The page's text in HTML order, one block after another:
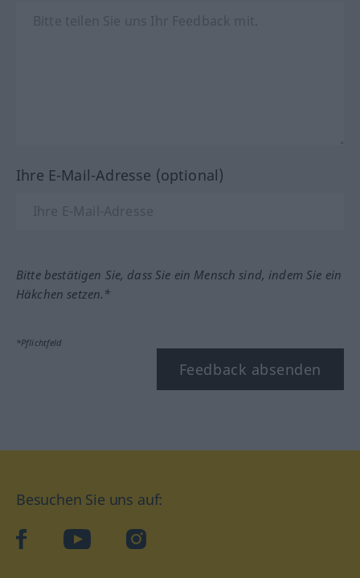
Ihre E-Mail-Adresse (optional)
Bitte bestätigen Sie, dass Sie ein Mensch sind, indem Sie ein
Häkchen setzen.*
*Pflichtfeld
Feedback absenden
Besuchen Sie uns auf:
facebookYouTube Instagram